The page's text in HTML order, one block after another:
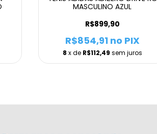
MASCULINO AZUL
R$899,90
8 x de R$112,49 sem juros
R$854,91no PIX